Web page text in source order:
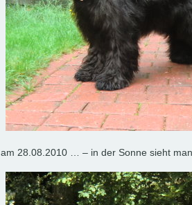
am 28.08.2010 … – in der Sonne sieht